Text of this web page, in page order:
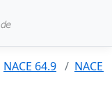
NACE 64.9 NACE